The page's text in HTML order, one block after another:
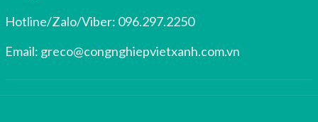
Hotline/Zalo/Viber: 096.297.2250
Email: greco@congnghiepvietxanh.com.vn